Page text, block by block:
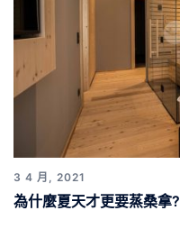
3 4 月, 2021
為什麼夏天才更要蒸桑拿?